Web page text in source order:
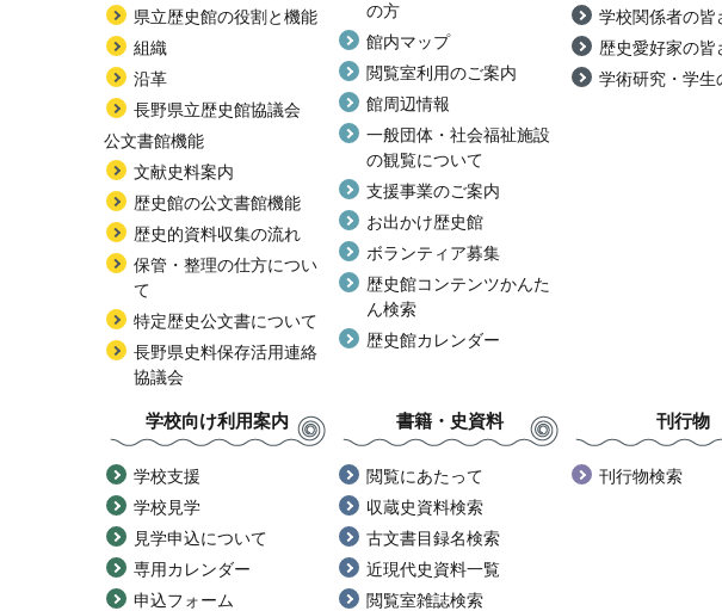
県立歴史館の役割と機能
組織
沿革
長野県立歴史館協議会
公文書館機能
文献史料案内
歴史館の公文書館機能
歴史的資料収集の流れ
保管・整理の仕方につい
て
特定歴史公文書について
長野県史料保存活用連絡
協議会
の方
館内マップ
閲覧室利用のご案内
館周辺情報
一般団体・社会福祉施設
の観覧について
支援事業のご案内
お出かけ歴史館
ボランティア募集
歴史館コンテンツかんた
ん検索
歴史館カレンダー
学校関係者の皆
歴史愛好家の皆
学術研究・学生
学校向け利用案内
学校支援
学校見学
見学申込について
専用カレンダー
申込フォーム
書籍・史資料
閲覧にあたって
収蔵史資料検索
古文書目録名検索
近現代史資料一覧
閲覧室雑誌検索
刊行物
刊行物検索